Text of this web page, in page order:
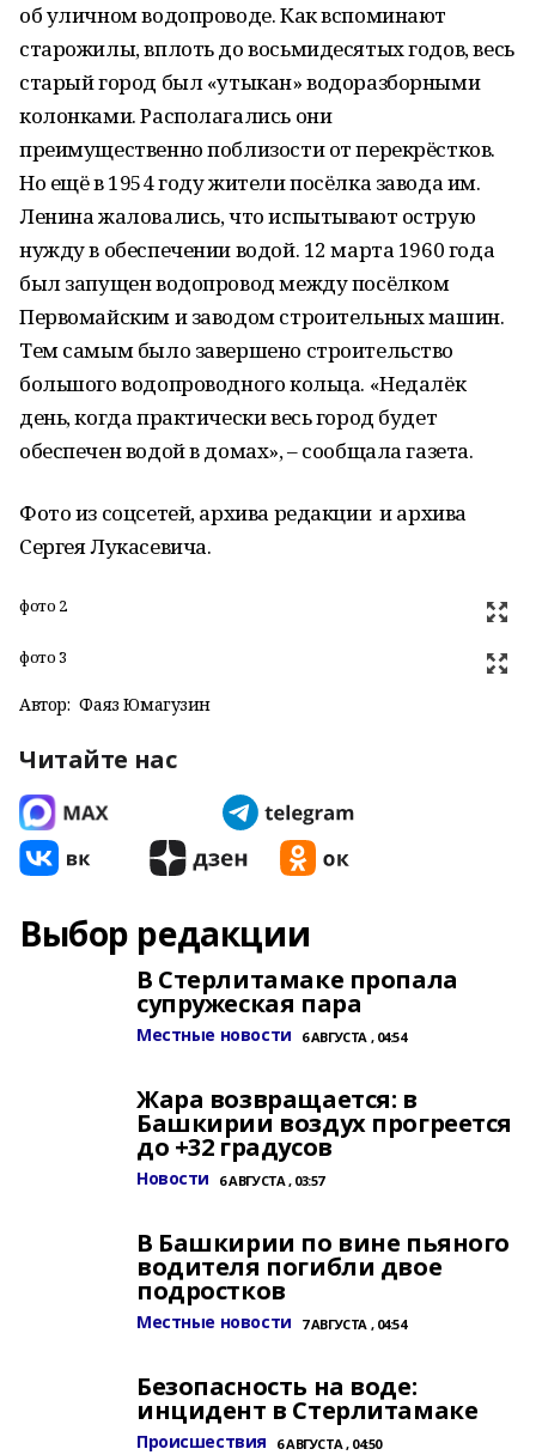
об уличном водопроводе. Как вспоминают
старожилы, вплоть до восьмидесятых годов, весь
старый город был «утыкан» водоразборными
колонками. Располагались они
преимущественно поблизости от перекрёстков.
Но ещё в 1954 году жители посёлка завода им.
Ленина жаловались, что испытывают острую
нужду в обеспечении водой. 12 марта 1960 года
был запущен водопровод между посёлком
Первомайским и заводом строительных машин.
Тем самым было завершено строительство
большого водопроводного кольца. «Недалёк
день, когда практически весь город будет
обеспечен водой в домах», – сообщала газета.
Фото из соцсетей, архива редакции и архива
Сергея Лукасевича.
фото 2
фото 3
Автор: Фаяз Юмагузин
Читайте нас
Выбор редакции
В Стерлитамаке пропала
супружеская пара
Местные новости 6 АВГУСТА , 04:54
Жара возвращается: в
Башкирии воздух прогреется
до +32 градусов
Новости 6 АВГУСТА , 03:57
В Башкирии по вине пьяного
водителя погибли двое
подростков
Местные новости 7 АВГУСТА , 04:54
Безопасность на воде:
инцидент в Стерлитамаке
Происшествия 6 АВГУСТА , 04:50